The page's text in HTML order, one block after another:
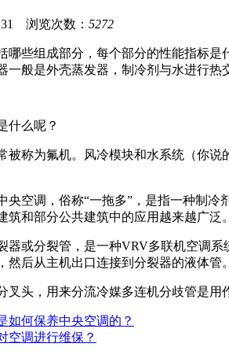
浏览次数： 5272
哪些组成部分，每个部分的性能指标
一般是外壳蒸发器，制冷剂与水进行
什么呢？
被称为氟机。风冷模块和水系统（你
央空调，俗称“一拖多”，是指一种制
筑和部分公共建筑中的应用越来越广泛。
器或分裂管，是一种VRV多联机空调
然后从主机出口连接到分裂器的液体
叉头，用来分流冷媒多连机分歧管是
如何保养中央空调的？
空调进行维保？